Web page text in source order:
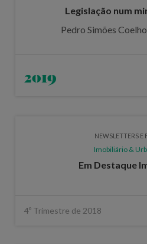
Legislação num
Pedro Simões
2019
NEWSLETTERS E
Imobiliário &
Em Destaque
4º Trimestre de 2018